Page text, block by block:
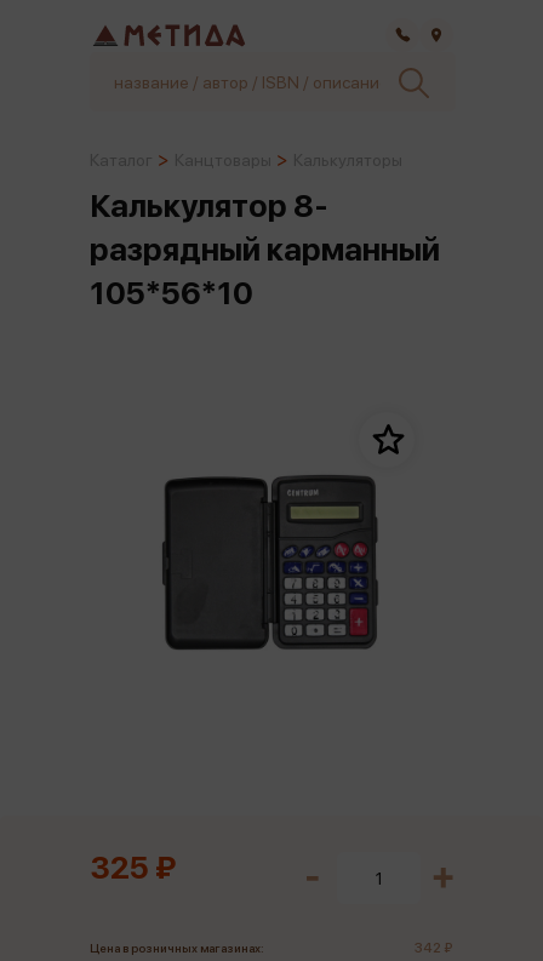
Калькулятор 8-
разрядный карманный
105*56*10
325 ₽
Цена в розничных магазинах: 342 ₽